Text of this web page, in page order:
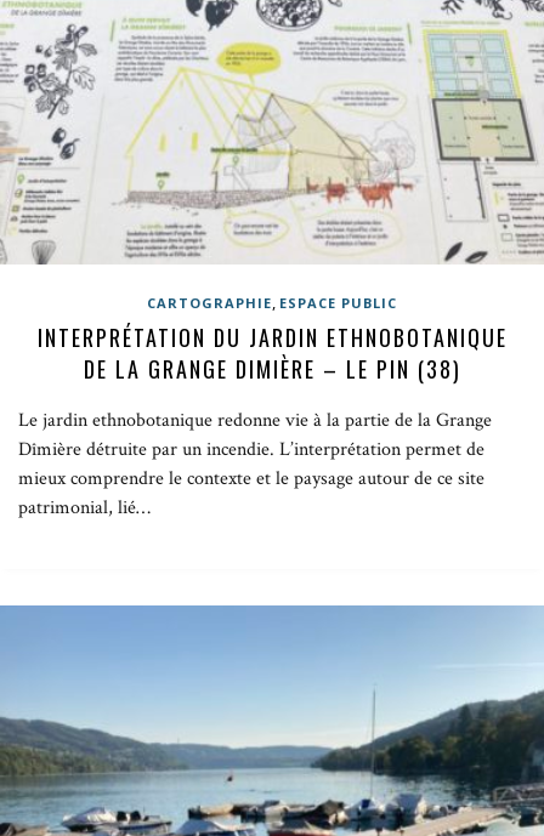
CARTOGRAPHIE, ESPACE PUBLIC
INTERPRÉTATION DU JARDIN ETHNOBOTANIQUE
DE LA GRANGE DIMIÈRE – LE PIN (38)
Le jardin ethnobotanique redonne vie à la partie de la Grange
Dîmière détruite par un incendie. L’interprétation permet de
mieux comprendre le contexte et le paysage autour de ce site
patrimonial, lié…